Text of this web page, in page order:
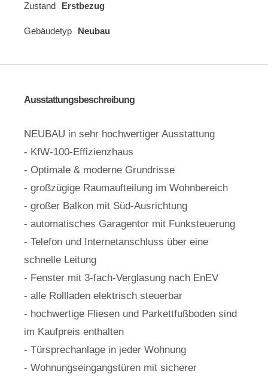
Zustand Erstbezug
Gebäudetyp Neubau
Ausstattungsbeschreibung
NEUBAU in sehr hochwertiger Ausstattung
- KfW-100-Effizienzhaus
- Optimale & moderne Grundrisse
- großzügige Raumaufteilung im Wohnbereich
- großer Balkon mit Süd-Ausrichtung
- automatisches Garagentor mit Funksteuerung
- Telefon und Internetanschluss über eine
schnelle Leitung
- Fenster mit 3-fach-Verglasung nach EnEV
- alle Rollladen elektrisch steuerbar
- hochwertige Fliesen und Parkettfußboden sind
im Kaufpreis enthalten
- Türsprechanlage in jeder Wohnung
- Wohnungseingangstüren mit sicherer